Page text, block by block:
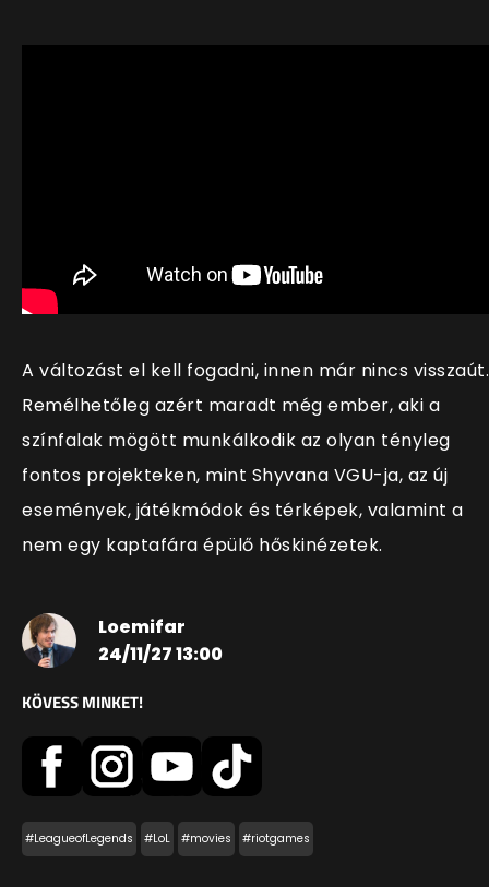
A változást el kell fogadni, innen már nincs visszaút.
Remélhetőleg azért maradt még ember, aki a
színfalak mögött munkálkodik az olyan tényleg
fontos projekteken, mint Shyvana VGU-ja, az új
események, játékmódok és térképek, valamint a
nem egy kaptafára épülő hőskinézetek.
Loemifar
24/11/27 13:00
KÖVESS MINKET!
#LeagueofLegends #LoL #movies #riotgames